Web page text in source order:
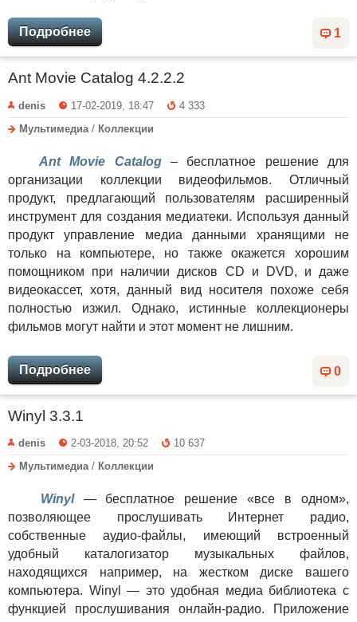
1
Подробнее
Ant Movie Catalog 4.2.2.2
denis 17-02-2019, 18:47
4 333
Мультимедиа / Коллекции
Ant Movie Catalog– бесплатное решение для
организации коллекции видеофильмов. Отличный
продукт, предлагающий пользователям расширенный
инструмент для создания медиатеки. Используя данный
продукт управление медиа данными хранящими не
только на компьютере, но также окажется хорошим
помощником при наличии дисков CD и DVD, и даже
видеокассет, хотя, данный вид носителя похоже себя
полностью изжил. Однако, истинные коллекционеры
фильмов могут найти и этот момент не лишним.
0
Подробнее
Winyl 3.3.1
denis 2-03-2018, 20:52
10 637
Мультимедиа/ Коллекции
Winyl— бесплатное решение «все в одном»,
позволяющее прослушивать Интернет радио,
собственные аудио-файлы, имеющий встроенный
удобный каталогизатор музыкальных файлов,
находящихся например, на жестком диске вашего
компьютера. Winyl — это удобная медиа библиотека с
функцией прослушивания онлайн-радио. Приложение